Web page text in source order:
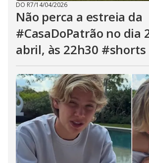
DO R7/14/04/2026
Não perca a estreia da
#CasaDoPatrão no dia
abril, às 22h30 #shorts